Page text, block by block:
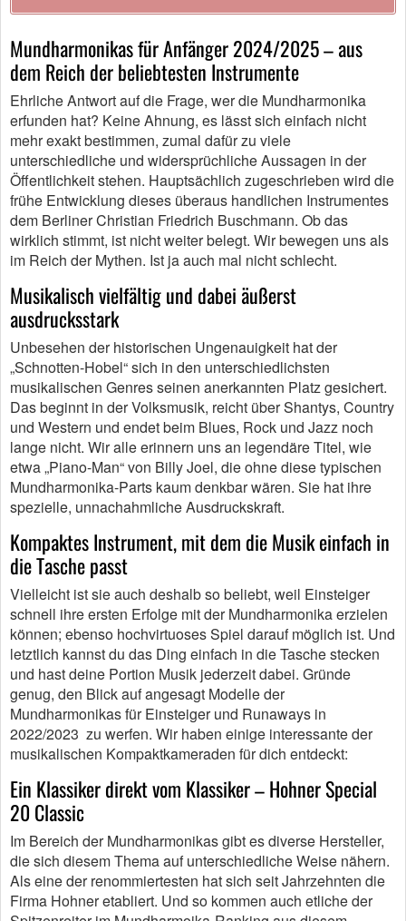
Mundharmonikas für Anfänger 2024/2025 – aus
dem Reich der beliebtesten Instrumente
Ehrliche Antwort auf die Frage, wer die Mundharmonika
erfunden hat? Keine Ahnung, es lässt sich einfach nicht
mehr exakt bestimmen, zumal dafür zu viele
unterschiedliche und widersprüchliche Aussagen in der
Öffentlichkeit stehen. Hauptsächlich zugeschrieben wird die
frühe Entwicklung dieses überaus handlichen Instrumentes
dem Berliner Christian Friedrich Buschmann. Ob das
wirklich stimmt, ist nicht weiter belegt. Wir bewegen uns als
im Reich der Mythen. Ist ja auch mal nicht schlecht.
Musikalisch vielfältig und dabei äußerst
ausdrucksstark
Unbesehen der historischen Ungenauigkeit hat der
„Schnotten-Hobel“ sich in den unterschiedlichsten
musikalischen Genres seinen anerkannten Platz gesichert.
Das beginnt in der Volksmusik, reicht über Shantys, Country
und Western und endet beim Blues, Rock und Jazz noch
lange nicht. Wir alle erinnern uns an legendäre Titel, wie
etwa „Piano-Man“ von Billy Joel, die ohne diese typischen
Mundharmonika-Parts kaum denkbar wären. Sie hat ihre
spezielle, unnachahmliche Ausdruckskraft.
Kompaktes Instrument, mit dem die Musik einfach in
die Tasche passt
Vielleicht ist sie auch deshalb so beliebt, weil Einsteiger
schnell ihre ersten Erfolge mit der Mundharmonika erzielen
können; ebenso hochvirtuoses Spiel darauf möglich ist. Und
letztlich kannst du das Ding einfach in die Tasche stecken
und hast deine Portion Musik jederzeit dabei. Gründe
genug, den Blick auf angesagt Modelle der
Mundharmonikas für Einsteiger und Runaways in
2022/2023 zu werfen. Wir haben einige interessante der
musikalischen Kompaktkameraden für dich entdeckt:
Ein Klassiker direkt vom Klassiker – Hohner Special
20 Classic
Im Bereich der Mundharmonikas gibt es diverse Hersteller,
die sich diesem Thema auf unterschiedliche Weise nähern.
Als eine der renommiertesten hat sich seit Jahrzehnten die
Firma Hohner etabliert. Und so kommen auch etliche der